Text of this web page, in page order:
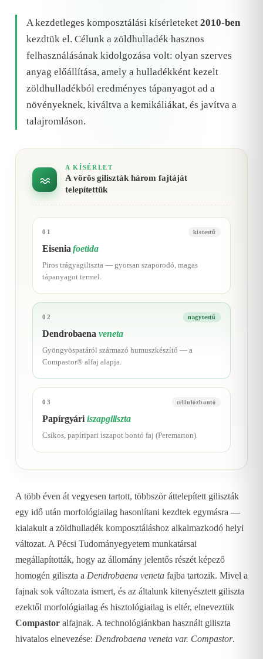
A kezdetleges komposztálási kísérleteket 2010-ben
kezdtük el. Célunk a zöldhulladék hasznos
felhasználásának kidolgozása volt: olyan szerves
anyag előállítása, amely a hulladékként kezelt
zöldhulladékból eredményes tápanyagot ad a
növényeknek, kiváltva a kemikáliákat, és javítva a
talajromláson.
A KÍSÉRLET
A vörös giliszták három fajtáját
telepítettük
01 kistestű
Eiseniafoetida
Piros trágyagiliszta — gyorsan szaporodó, magas
tápanyagot termel.
02 nagytestű
Dendrobaenaveneta
Gyöngyöspatáról származó humuszkészítő — a
Compastor® alfaj alapja.
03 cellulózbontó
Papírgyáriiszapgiliszta
Csíkos, papíripari iszapot bontó faj (Peremarton).
A több éven át vegyesen tartott, többször áttelepített giliszták
egy idő után morfológiailag hasonlítani kezdtek egymásra —
kialakult a zöldhulladék komposztáláshoz alkalmazkodó helyi
változat. A Pécsi Tudományegyetem munkatársai
megállapították, hogy az állomány jelentős részét képező
homogén giliszta a Dendrobaena veneta fajba tartozik. Mivel a
fajnak sok változata ismert, és az általunk kitenyésztett giliszta
ezektől morfológiailag és hisztológiailag is eltér, elneveztük
Compastor alfajnak. A technológiánkban használt giliszta
hivatalos elnevezése: Dendrobaena veneta var. Compastor.